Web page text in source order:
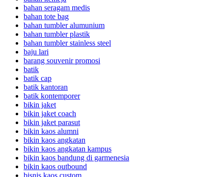
bahan seragam medis
bahan tote bag
bahan tumbler alumunium
bahan tumbler plastik
bahan tumbler stainless steel
baju lari
barang souvenir promosi
batik
batik cap
batik kantoran
batik kontemporer
bikin jaket
bikin jaket coach
bikin jaket parasut
bikin kaos alumni
bikin kaos angkatan
bikin kaos angkatan kampus
bikin kaos bandung di garmenesia
bikin kaos outbound
bisnis kaos custom